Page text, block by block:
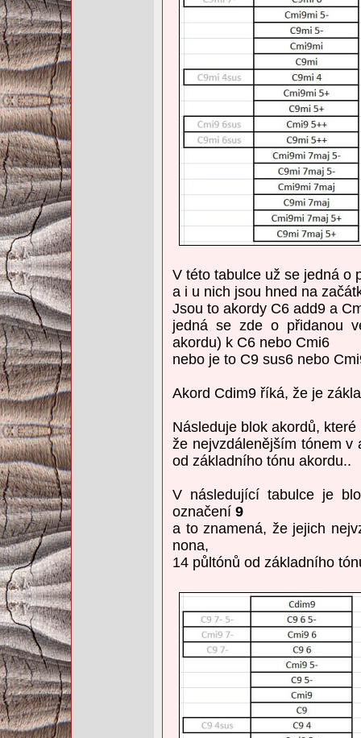
V této tabulce už se jedná o
a i u nich jsou hned na
Jsou to akordy C6 add9 a
jedná se zde o přidanou
akordu) k C6 nebo Cmi6
nebo je to C9 sus6 nebo
Akord Cdim9 říká, že je
Následuje blok akordů,
že nejvzdálenějším tónem v
od základního tónu akordu..
V následující tabulce je
označení 9
a to znamená, že jejich
nona,
14 půltónů od základního